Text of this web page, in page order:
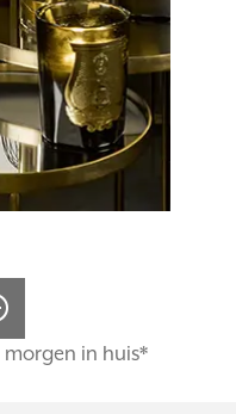
morgen in huis*